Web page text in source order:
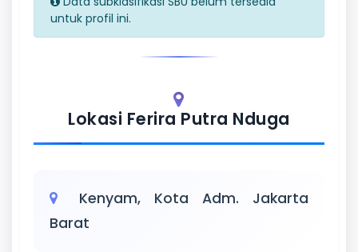
untuk profil ini.
Lokasi Ferira Putra Nduga
Kenyam, Kota Adm. Jakarta
Barat